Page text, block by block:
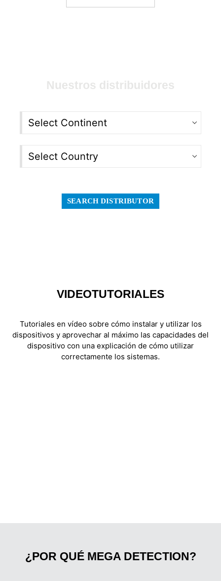
Nuestros distribuidores
SEARCH DISTRIBUTOR
VIDEOTUTORIALES
Tutoriales en vídeo sobre cómo instalar y utilizar los
dispositivos y aprovechar al máximo las capacidades del
dispositivo con una explicación de cómo utilizar
correctamente los sistemas.
¿POR QUÉ MEGA DETECTION?